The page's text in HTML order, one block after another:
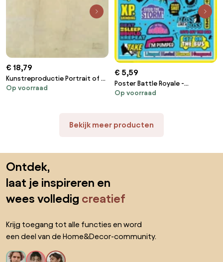
€ 18,79
Kunstreproductie Portrait of a
young woman, 1896-97, Gustav
Op voorraad
€ 5,59
Poster Battle Royale -
Infographic
Op voorraad
Bekijk meer producten
Ontdek,
laat je inspireren en
wees volledig creatief
Krijg toegang tot alle functies en word
een deel van de Home&Decor-community.